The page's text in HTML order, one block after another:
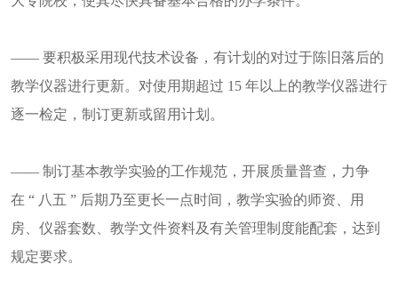
—— 要积极采用现代技术设备，有计划的对过于陈旧落后的
教学仪器进行更新。对使用期超过 15 年以上的教学仪器进行
逐一检定，制订更新或留用计划。
—— 制订基本教学实验的工作规范，开展质量普查，力争
在 “ 八五 ” 后期乃至更长一点时间，教学实验的师资、用
房、仪器套数、教学文件资料及有关管理制度能配套，达到
规定要求。